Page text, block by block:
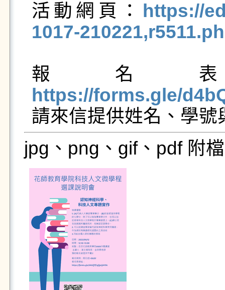
活動網頁：
https://
1017-
報名
https://forms.gle/
jpg、png、gif、pdf 附